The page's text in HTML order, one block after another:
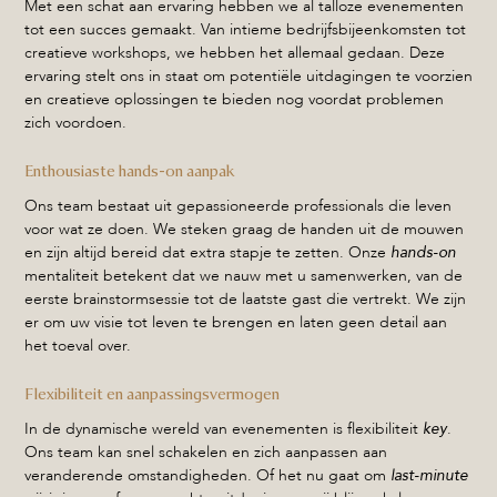
Met een schat aan ervaring hebben we al talloze evenementen
tot een succes gemaakt. Van intieme bedrijfsbijeenkomsten tot
creatieve workshops, we hebben het allemaal gedaan. Deze
ervaring stelt ons in staat om potentiële uitdagingen te voorzien
en creatieve oplossingen te bieden nog voordat problemen
zich voordoen.
Enthousiaste hands-on aanpak
Ons team bestaat uit gepassioneerde professionals die leven
voor wat ze doen. We steken graag de handen uit de mouwen
en zijn altijd bereid dat extra stapje te zetten. Onze hands-on
mentaliteit betekent dat we nauw met u samenwerken, van de
eerste brainstormsessie tot de laatste gast die vertrekt. We zijn
er om uw visie tot leven te brengen en laten geen detail aan
het toeval over.
Flexibiliteit en aanpassingsvermogen
In de dynamische wereld van evenementen is flexibiliteit key.
Ons team kan snel schakelen en zich aanpassen aan
veranderende omstandigheden. Of het nu gaat om last-minute